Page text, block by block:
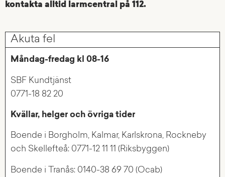
kontakta alltid larmcentral på 112.
Akuta fel
Måndag-fredag kl 08-16
SBF Kundtjänst
0771-18 82 20
Kvällar, helger och övriga tider
Boende i Borgholm, Kalmar, Karlskrona, Rockneby
och Skellefteå: 0771-12 11 11 (Riksbyggen)
Boende i Tranås: 0140-38 69 70 (Ocab)